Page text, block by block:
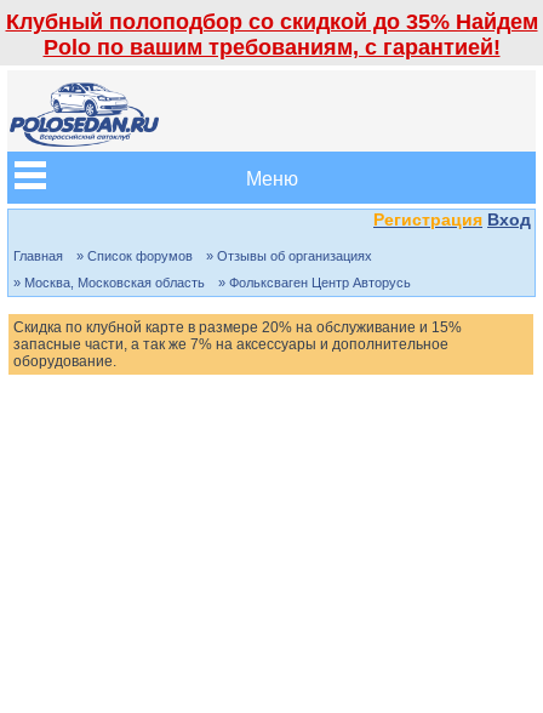
Клубный полоподбор со скидкой до 35% Найдем
Polo по вашим требованиям, с гарантией!
Меню
Регистрация Вход
Главная » Список форумов
» Отзывы об организациях
» Москва, Московская область
» Фольксваген Центр Авторусь
Скидка по клубной карте в размере 20% на обслуживание и 15%
запасные части, а так же 7% на аксессуары и дополнительное
оборудование.